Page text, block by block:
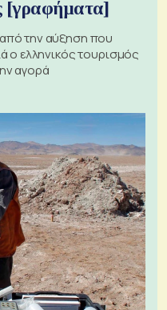
[γραφήματα]
την αύξηση που
ο ελληνικός τουρισμός
αγορά